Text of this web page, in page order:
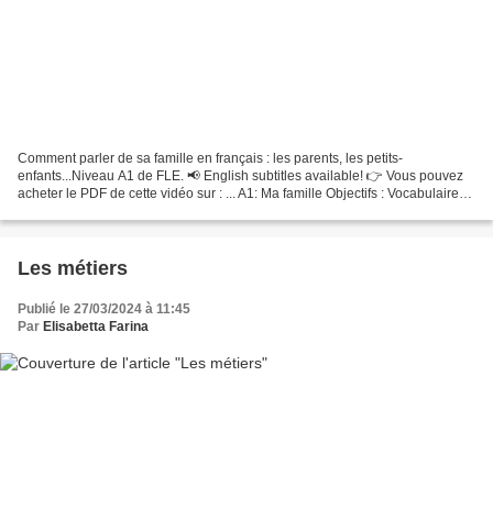
Comment parler de sa famille en français : les parents, les petits-
enfants...Niveau A1 de FLE. 📢 English subtitles available! 👉 Vous pouvez
acheter le PDF de cette vidéo sur : ... A1: Ma famille Objectifs : Vocabulaire
Les métiers
Publié le 27/03/2024 à 11:45
Par Elisabetta Farina